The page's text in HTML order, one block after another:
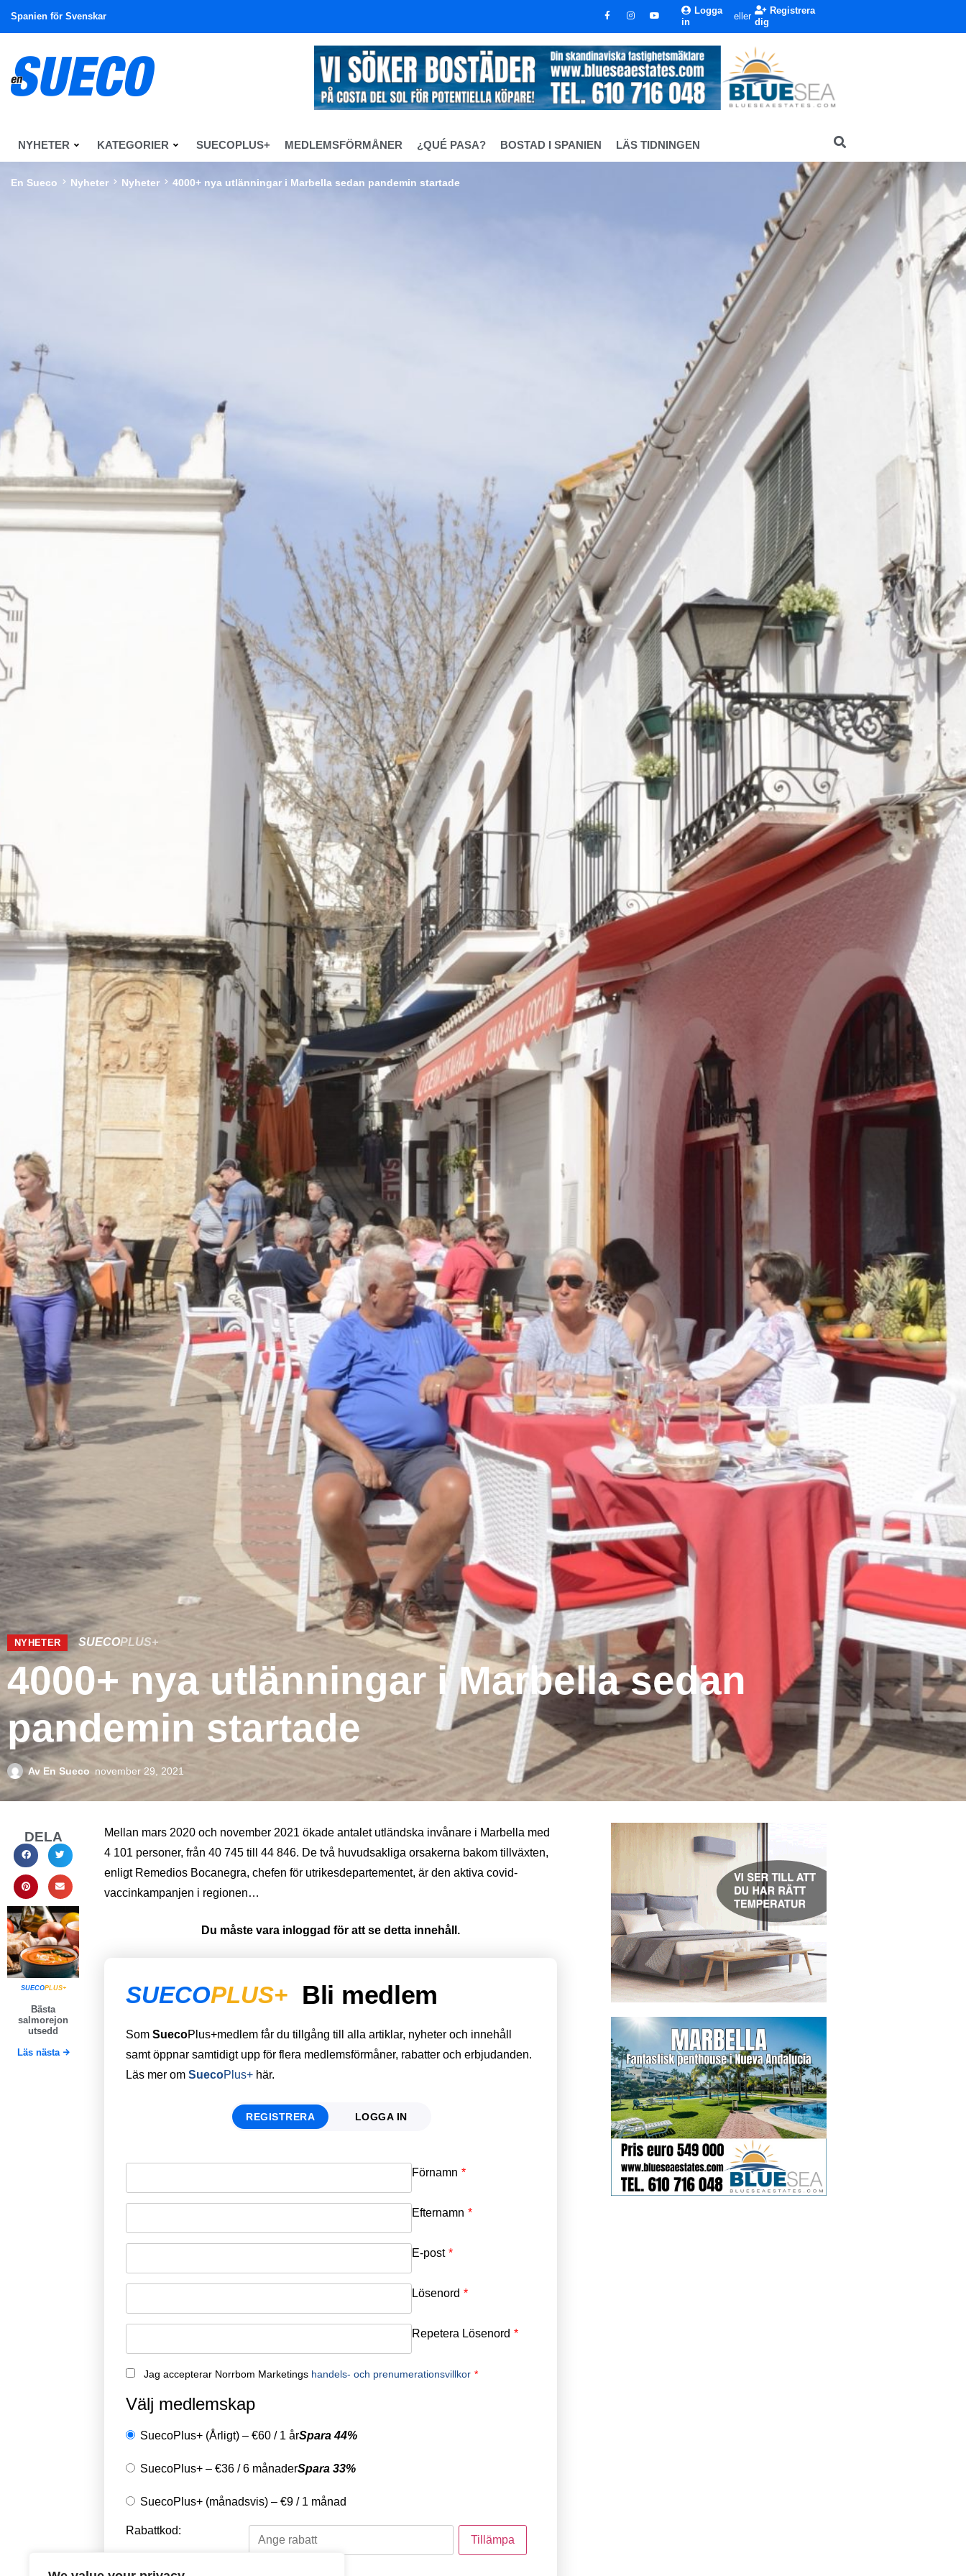
Spanien för Svenskar
Logga
in
eller
Registrera
dig
NYHETER KATEGORIER SUECOPLUS+ MEDLEMSFÖRMÅNER ¿QUÉ PASA? BOSTAD I SPANIEN LÄS TIDNINGEN
En Sueco Nyheter Nyheter 4000+ nya utlänningar i Marbella sedan pandemin startade
NYHETER SUECOPLUS+
4000+ nya utlänningar i Marbella sedan
pandemin startade
Av En Sueco november 29, 2021
DELA
SUECOPLUS+
Bästa
salmorejon
utsedd
Läs nästa
Mellan mars 2020 och november 2021 ökade antalet utländska invånare i Marbella med
4 101 personer, från 40 745 till 44 846. De två huvudsakliga orsakerna bakom tillväxten,
enligt Remedios Bocanegra, chefen för utrikesdepartementet, är den aktiva covid-
vaccinkampanjen i regionen…
Du måste vara inloggad för att se detta innehåll.
SUECOPLUS+ Bli medlem
Som SuecoPlus+medlem får du tillgång till alla artiklar, nyheter och innehåll
samt öppnar samtidigt upp för flera medlemsförmåner, rabatter och erbjudanden.
Läs mer om SuecoPlus+ här.
REGISTRERA LOGGA IN
Förnamn *
Efternamn *
E-post *
Lösenord *
Repetera Lösenord *
Jag accepterar Norrbom Marketings handels- och prenumerationsvillkor *
Välj medlemskap
SuecoPlus+ (Årligt) – €60 / 1 årSpara 44%
SuecoPlus+ – €36 /6 månaderSpara 33%
SuecoPlus+ (månadsvis) – €9 / 1 månad
Rabattkod:
Email
Password